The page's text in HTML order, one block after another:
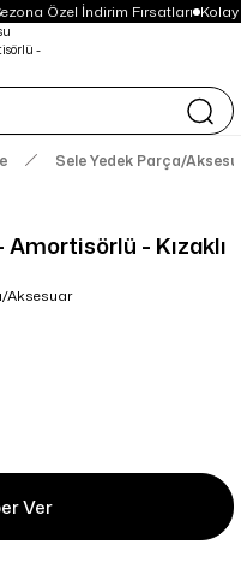
Özel İndirim Fırsatları Kolay
Sele Yedek Parça/
- Kızaklı
Aksesuar
Ver